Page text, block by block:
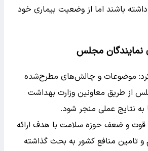
باشند اما از وضعیت بیماری خود
نمایندگان مجلس
کرد: موضوعات و چالش‌های مطرح‌شده
از طریق معاونین وزارت بهداشت
نتایج عملی منجر شود.
و ضعف حوزه سلامت با هدف ارائه
و تامین منافع کشور به بحث گذاشته